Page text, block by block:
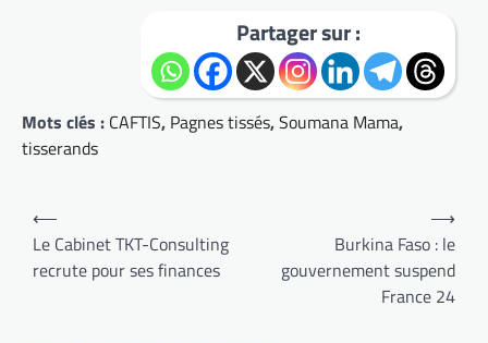
Partager sur :
Mots clés : CAFTIS, Pagnes tissés,Soumana Mama,
tisserands
Navigation
de
l’article
⟵
Le Cabinet TKT-Consulting
recrute pour ses finances
Burkina Faso : le
gouvernement suspend
France 24
⟶